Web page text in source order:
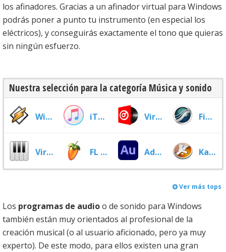
los afinadores. Gracias a un afinador virtual para Windows
podrás poner a punto tu instrumento (en especial los
eléctricos), y conseguirás exactamente el tono que quieras
sin ningún esfuerzo.
Nuestra selección para la categoría Música y sonido
Winamp iTunes Virtual DJ Finale Musica
Virtual Piano FL Studio Adobe Audition Karaoke Media Home PC
Ver más tops
Los programas de audioo de sonido para Windows
también están muy orientados al profesional de la
creación musical (o al usuario aficionado, pero ya muy
experto). De este modo, para ellos existen una gran